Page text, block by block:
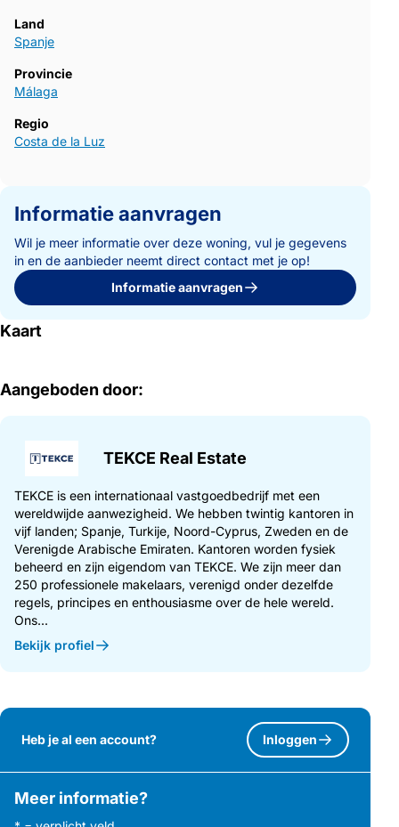
Land
Spanje
Provincie
Málaga
Regio
Costa de la Luz
Informatie aanvragen
Wil je meer informatie over deze woning, vul je gegevens
in en de aanbieder neemt direct contact met je op!
Informatie aanvragen
Kaart
Aangeboden door:
TEKCE Real Estate
TEKCE is een internationaal vastgoedbedrijf met een
wereldwijde aanwezigheid. We hebben twintig kantoren in
vijf landen; Spanje, Turkije, Noord-Cyprus, Zweden en de
Verenigde Arabische Emiraten. Kantoren worden fysiek
beheerd en zijn eigendom van TEKCE. We zijn meer dan
250 professionele makelaars, verenigd onder dezelfde
regels, principes en enthousiasme over de hele wereld.
Ons...
Bekijk profiel
Heb je al een account? Inloggen
Meer informatie?